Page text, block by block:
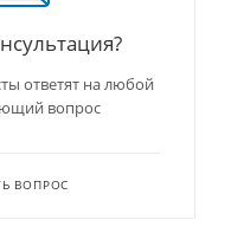
ответят на любой
вопрос
ВОПРОС